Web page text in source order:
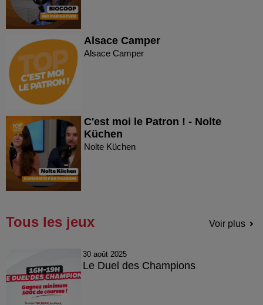
Alsace Camper
Alsace Camper
C'est moi le Patron ! - Nolte
Küchen
Nolte Küchen
Tous les jeux Voir plus
30 août 2025
Le Duel des Champions